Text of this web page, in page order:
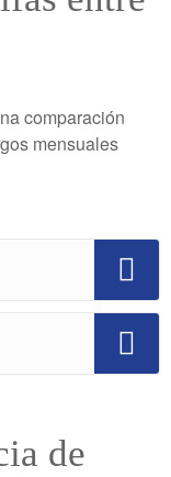
comparación
mensuales
de